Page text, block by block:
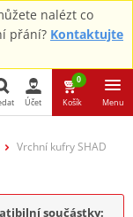
nalézt co
přání? Kontaktujte
Hledat
Účet
0
Košík Menu
Vrchní kufry SHAD
součástky: